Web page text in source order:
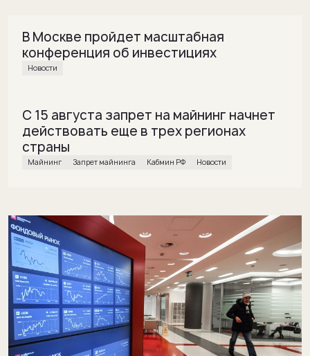
В Москве пройдет масштабная
конференция об инвестициях
Новости
С 15 августа запрет на майнинг начнет
действовать еще в трех регионах
страны
майнинг Запрет майнинга Кабмин РФ Новости